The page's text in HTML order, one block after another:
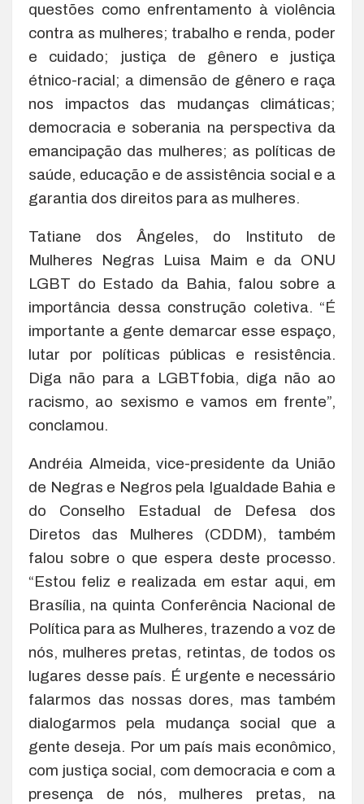
questões como enfrentamento à violência
contra as mulheres; trabalho e renda, poder
e cuidado; justiça de gênero e justiça
étnico-racial; a dimensão de gênero e raça
nos impactos das mudanças climáticas;
democracia e soberania na perspectiva da
emancipação das mulheres; as políticas de
saúde, educação e de assistência social e a
garantia dos direitos para as mulheres.
Tatiane dos Ângeles, do Instituto de
Mulheres Negras Luisa Maim e da ONU
LGBT do Estado da Bahia, falou sobre a
importância dessa construção coletiva. “É
importante a gente demarcar esse espaço,
lutar por políticas públicas e resistência.
Diga não para a LGBTfobia, diga não ao
racismo, ao sexismo e vamos em frente”,
conclamou.
Andréia Almeida, vice-presidente da União
de Negras e Negros pela Igualdade Bahia e
do Conselho Estadual de Defesa dos
Diretos das Mulheres (CDDM), também
falou sobre o que espera deste processo.
“Estou feliz e realizada em estar aqui, em
Brasília, na quinta Conferência Nacional de
Política para as Mulheres, trazendo a voz de
nós, mulheres pretas, retintas, de todos os
lugares desse país. É urgente e necessário
falarmos das nossas dores, mas também
dialogarmos pela mudança social que a
gente deseja. Por um país mais econômico,
com justiça social, com democracia e com a
presença de nós, mulheres pretas, na